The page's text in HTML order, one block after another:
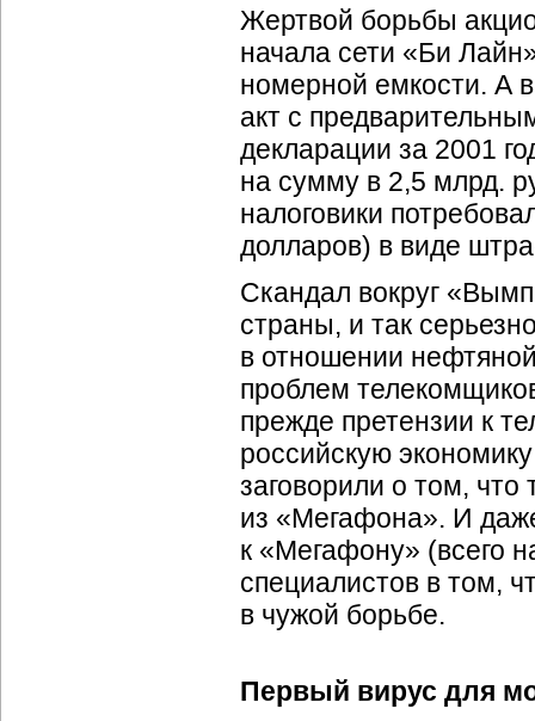
Жертвой борьбы
начала сети «Би
номерной емкости. А
акт с
декларации за 2001
на сумму в 2,5 млрд.
налоговики
долларов) в виде
Скандал вокруг
страны, и так
в отношении
проблем
прежде претензии к
российскую
заговорили о том,
из «Мегафона». И
к «Мегафону» (всего
специалистов в том,
в чужой борьбе.
Первый вирус для